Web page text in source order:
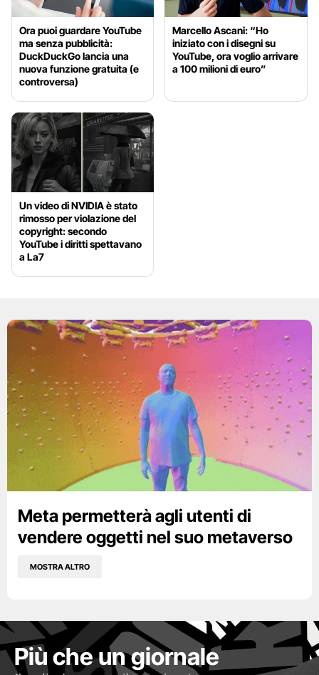
Ora puoi guardare YouTube
ma senza pubblicità:
DuckDuckGo lancia una
nuova funzione gratuita (e
controversa)
Marcello Ascani: “Ho
iniziato con i disegni su
YouTube, ora voglio arrivare
a 100 milioni di euro”
Un video di NVIDIA è stato
rimosso per violazione del
copyright: secondo
YouTube i diritti spettavano
a La7
Meta permetterà agli utenti di
vendere oggetti nel suo metaverso
MOSTRA ALTRO
Più che un giornale